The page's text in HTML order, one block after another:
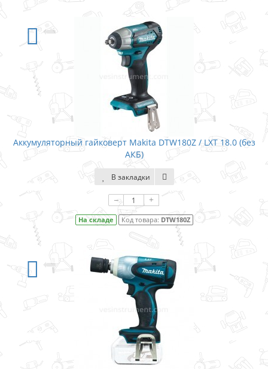
Аккумуляторный гайковерт Makita DTW180Z / LXT 18.0 (без
АКБ)
В закладки
– +
На складе Код товара: DTW180Z